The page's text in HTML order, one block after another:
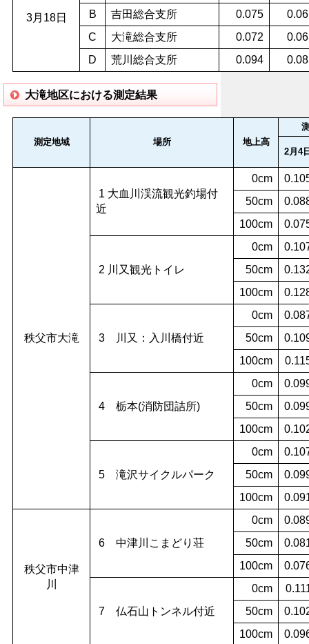
3月18日 B 吉田総合支所 0.075
C
大滝総合支所 0.072
D
荒川総合支所 0.094
大滝地区における測定結果
測定地域 場所 地上高
2月4
秩父市大滝
1 大血川渓流観光釣場付
近
0cm
50cm
100cm
2 川又観光トイレ
0cm
50cm
100cm
3 川又：入川橋付近
0cm
50cm
100cm
4 栃本(消防団詰所)
0cm
50cm
100cm
5 滝沢サイクルパーク
0cm
50cm
100cm
秩父市中津
川
6 中津川こまどり荘
0cm
50cm
100cm
7 仏石山トンネル付近
0cm
50cm
100cm